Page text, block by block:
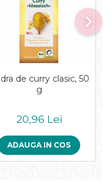
de curry clasic, 50
g
20,96 Lei
ADAUGA IN COS